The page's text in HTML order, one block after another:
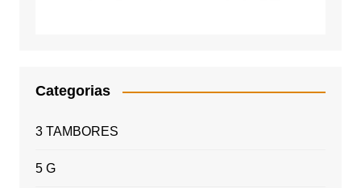
Categorias
3 TAMBORES
5 G